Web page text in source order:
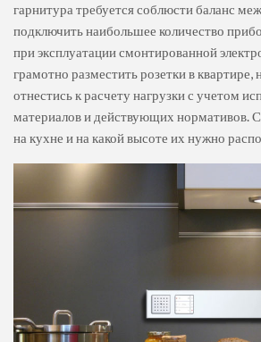
гарнитура требуется соблюсти баланс
подключить наибольшее количество
при эксплуатации смонтированной
грамотно разместить розетки в квартире,
отнестись к расчету нагрузки с учетом
материалов и действующих нормативов.
на кухне и на какой высоте их нужно